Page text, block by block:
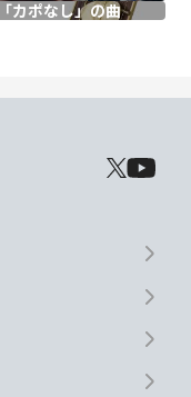
「カポなし」の曲